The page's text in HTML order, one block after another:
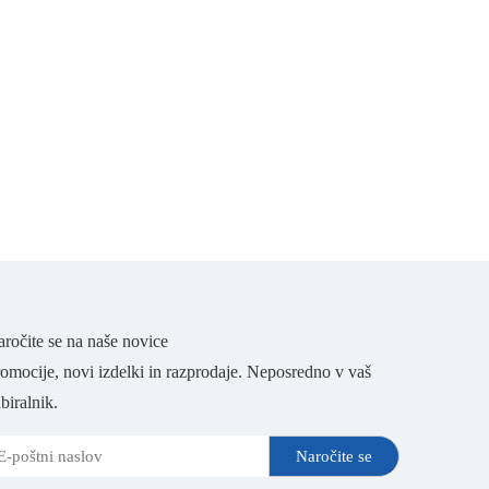
se na naše novice
novi izdelki in razprodaje. Neposredno v vaš
Naročite se